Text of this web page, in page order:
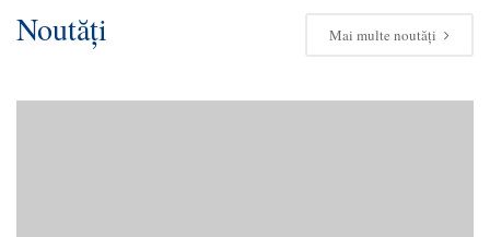
Noutăți Mai multe noutăți